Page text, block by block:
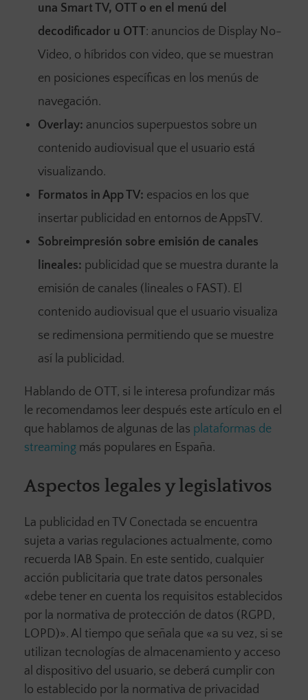
una Smart TV, OTT o en el menú del
decodificador u OTT: anuncios de Display No-
Video, o híbridos con video, que se muestran
en posiciones específicas en los menús de
navegación.
Overlay: anuncios superpuestos sobre un
contenido audiovisual que el usuario está
visualizando.
Formatos in App TV: espacios en los que
insertar publicidad en entornos de AppsTV.
Sobreimpresión sobre emisión de canales
lineales: publicidad que se muestra durante la
emisión de canales (lineales o FAST). El
contenido audiovisual que el usuario visualiza
se redimensiona permitiendo que se muestre
así la publicidad.
Hablando de OTT, si le interesa profundizar más
le recomendamos leer después este artículo en el
que hablamos de algunas de las plataformas de
streaming más populares en España.
Aspectos legales y legislativos
La publicidad en TV Conectada se encuentra
sujeta a varias regulaciones actualmente, como
recuerda IAB Spain. En este sentido, cualquier
acción publicitaria que trate datos personales
«debe tener en cuenta los requisitos establecidos
por la normativa de protección de datos (RGPD,
LOPD)». Al tiempo que señala que «a su vez, si se
utilizan tecnologías de almacenamiento y acceso
al dispositivo del usuario, se deberá cumplir con
lo establecido por la normativa de privacidad